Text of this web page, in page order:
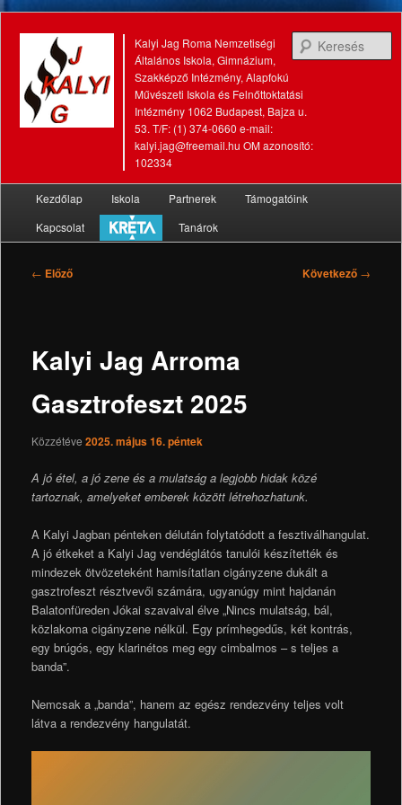
Kalyi Jag Roma Nemzetiségi
Általános Iskola, Gimnázium,
Szakképző Intézmény, Alapfokú
Művészeti Iskola és Felnőttoktatási
Intézmény 1062 Budapest, Bajza u.
53. T/F: (1) 374-0660 e-mail:
kalyi.jag@freemail.hu OM azonosító:
102334
Tovább
az
Tovább
a
Kezdőlap Iskola Partnerek
Támogatóink
Kapcsolat
Tanárok
Bejegyzés
← Előző Következő →
Kalyi Jag Arroma
Gasztrofeszt 2025
Közzétéve 2025. május 16. péntek
A jó étel, a jó zene és a mulatság a legjobb hidak közé
tartoznak, amelyeket emberek között létrehozhatunk.
A Kalyi Jagban pénteken délután folytatódott a fesztiválhangulat.
A jó étkeket a Kalyi Jag vendéglátós tanulói készítették és
mindezek ötvözeteként hamisítatlan cigányzene dukált a
gasztrofeszt résztvevői számára, ugyanúgy mint hajdanán
Balatonfüreden Jókai szavaival élve „Nincs mulatság, bál,
közlakoma cigányzene nélkül. Egy prímhegedűs, két kontrás,
egy brúgós, egy klarinétos meg egy cimbalmos – s teljes a
banda”.
Nemcsak a „banda”, hanem az egész rendezvény teljes volt
látva a rendezvény hangulatát.